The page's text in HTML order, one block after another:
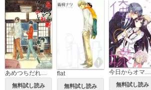
無料試し読み
flat
無料試し読み
今日からオマエは俺の嫁
無料試し読み